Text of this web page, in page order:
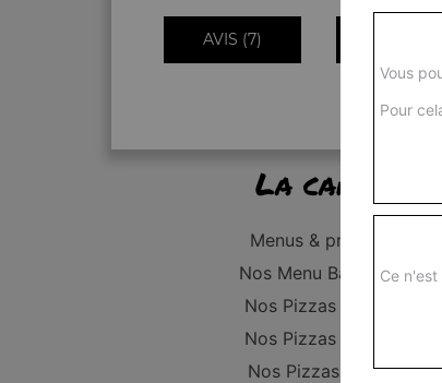
AVIS (7)
La carte
Menus & promos
Nos Menu Bambino
Nos Pizzas Junior
Nos Pizzas Senior
Nos Pizzas Méga
Vous
Pour
Ce